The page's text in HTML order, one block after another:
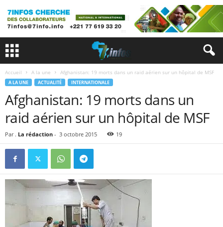
Accueil A la une Afghanistan: 19 morts dans un raid aérien sur un hôpital de MSF
A LA UNE ACTUALITÉ INTERNATIONALE
Afghanistan: 19 morts dans un
raid aérien sur un hôpital de MSF
Par . La rédaction - 3 octobre 2015 19